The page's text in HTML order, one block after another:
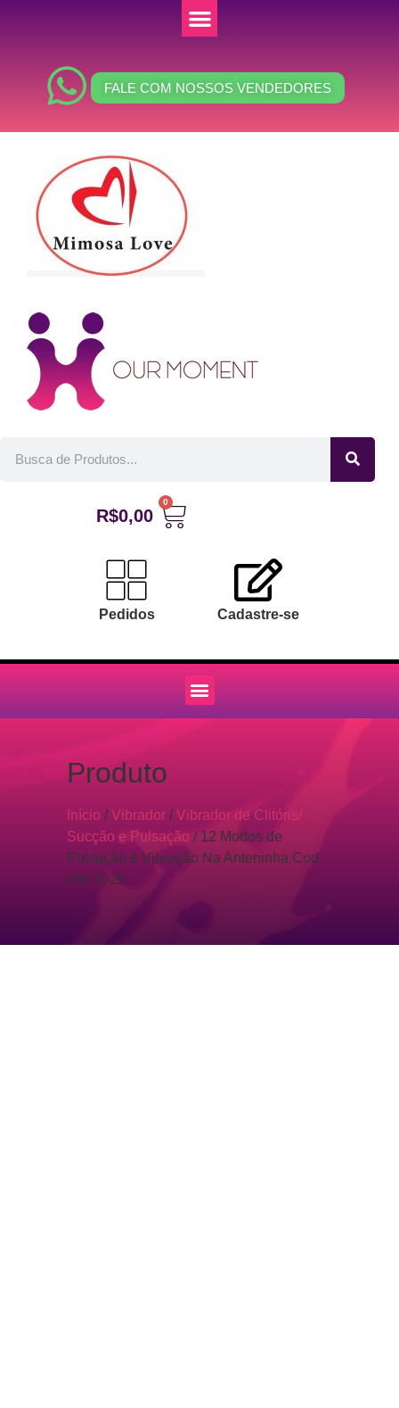
FALE COM NOSSOS VENDEDORES
R$0,00
0
Pedidos Cadastre-se
Produto
Início /Vibrador /Vibrador de Clitóris/
Sucção e Pulsação / 12 Modos de
Pulsação e Vibração Na Anteninha Cod.
XW 1025